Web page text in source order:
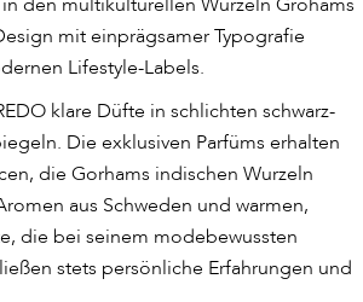
mit einprägsamer Typografie
Lifestyle-Labels.
klare Düfte in schlichten schwarz-
Die exklusiven Parfüms erhalten
die Gorhams indischen Wurzeln
aus Schweden und warmen,
die bei seinem modebewussten
stets persönliche Erfahrungen und